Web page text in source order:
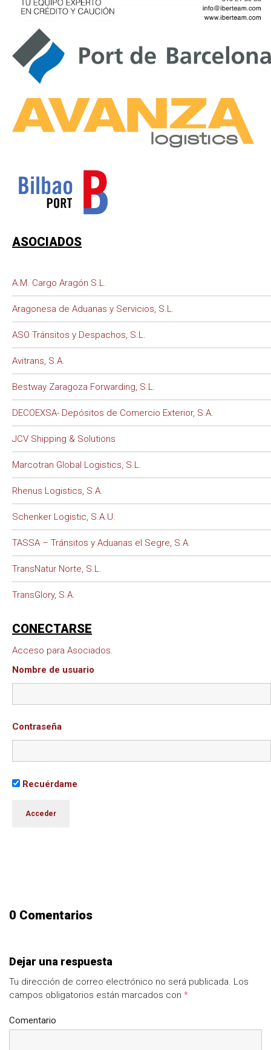
ASOCIADOS
A.M. Cargo Aragón S.L.
Aragonesa de Aduanas y Servicios, S.L.
ASO Tránsitos y Despachos, S.L.
Avitrans, S.A.
Bestway Zaragoza Forwarding, S.L.
DECOEXSA- Depósitos de Comercio Exterior, S.A.
JCV Shipping & Solutions
Marcotran Global Logistics, S.L.
Rhenus Logistics, S.A.
Schenker Logistic, S.A.U.
TASSA – Tránsitos y Aduanas el Segre, S.A.
TransNatur Norte, S.L.
TransGlory, S.A.
CONECTARSE
Acceso para Asociados.
Nombre de usuario
Contraseña
Recuérdame
0 Comentarios
Dejar una respuesta
Tu dirección de correo electrónico no será publicada. Los
campos obligatorios están marcados con *
Comentario